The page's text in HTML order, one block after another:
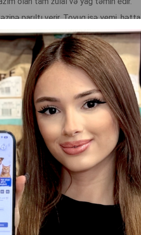
parıltı verir. Toyuq isə yemi, hətta
vitaminlər və minerallar var.
güc və canlılıq verir.
təhlükəsiz və faydalı qidalanma
uyğundur.
və dəniz dadı qatan balanslı
Hamısını Gör
XIRDA CINS YETKIN ITLƏR ÜÇÜN TOYUQ
ƏTI, QAZ VƏ CƏFƏRI TƏRKIBLI ANIMONDA